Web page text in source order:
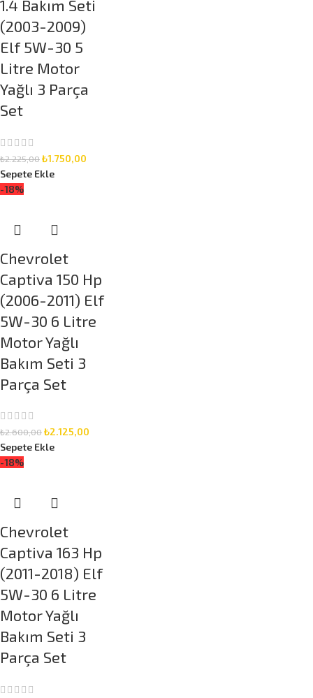
1.4 Bakım Seti
(2003-2009)
Elf 5W-30 5
Litre Motor
Yağlı 3 Parça
Set
₺2.225,00₺1.750,00
Sepete Ekle
-18%
Chevrolet
Captiva 150 Hp
(2006-2011) Elf
5W-30 6 Litre
Motor Yağlı
Bakım Seti 3
Parça Set
₺2.600,00₺2.125,00
Sepete Ekle
-18%
Chevrolet
Captiva 163 Hp
(2011-2018) Elf
5W-30 6 Litre
Motor Yağlı
Bakım Seti 3
Parça Set